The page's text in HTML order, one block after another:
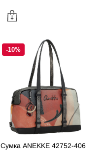
-10%
Сумка ANEKKE 42752-406